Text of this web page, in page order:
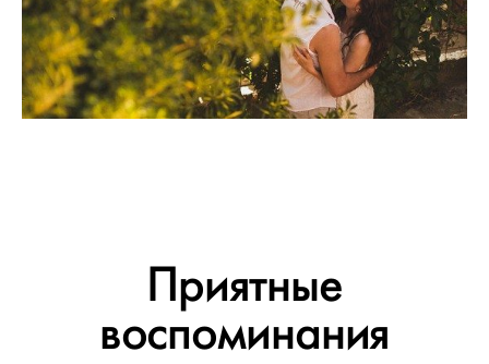
Приятные
воспоминания